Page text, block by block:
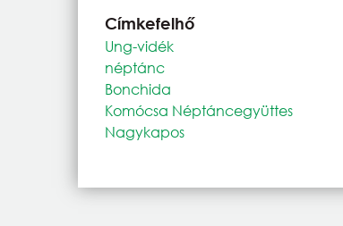
Címkefelhő
Ung-vidék
néptánc
Bonchida
Komócsa Néptáncegyüttes
Nagykapos